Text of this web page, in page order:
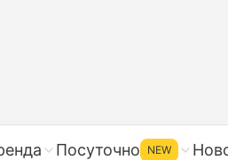
Посуточно NEW